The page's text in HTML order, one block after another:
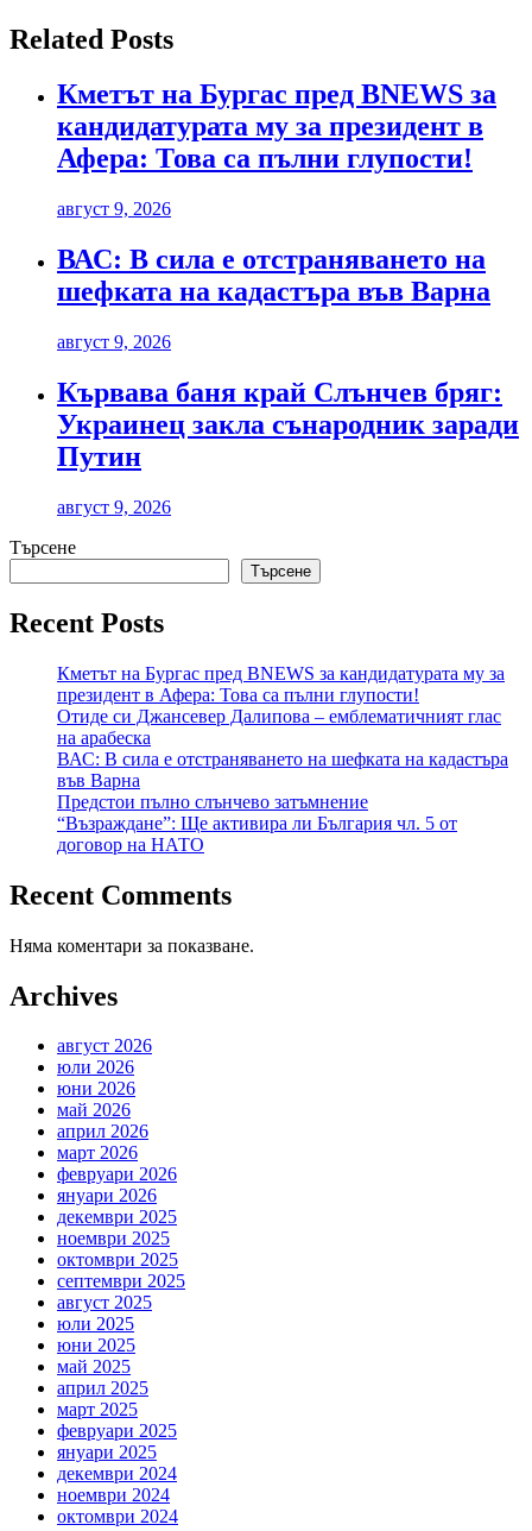
Related Posts
Кметът на Бургас пред BNEWS за
кандидатурата му за президент в
Афера: Това са пълни глупости!
август 9, 2026
ВАС: В сила е отстраняването на
шефката на кадастъра във Варна
август 9, 2026
Кървава баня край Слънчев бряг:
Украинец закла сънародник заради
Путин
август 9, 2026
Търсене
Търсене
Recent Posts
Кметът на Бургас пред BNEWS за кандидатурата му за
президент в Афера: Това са пълни глупости!
Отиде си Джансевер Далипова – емблематичният глас
на арабеска
ВАС: В сила е отстраняването на шефката на кадастъра
във Варна
Предстои пълно слънчево затъмнение
“Възраждане”: Ще активира ли България чл. 5 от
договор на НАТО
Recent Comments
Няма коментари за показване.
Archives
август 2026
юли 2026
юни 2026
май 2026
април 2026
март 2026
февруари 2026
януари 2026
декември 2025
ноември 2025
октомври 2025
септември 2025
август 2025
юли 2025
юни 2025
май 2025
април 2025
март 2025
февруари 2025
януари 2025
декември 2024
ноември 2024
октомври 2024